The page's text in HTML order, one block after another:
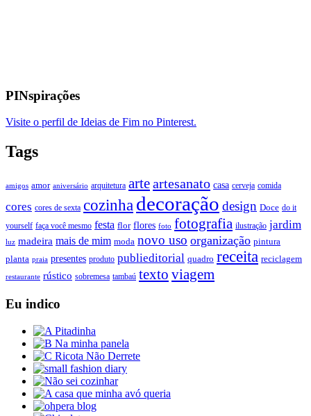
PINspirações
Visite o perfil de Ideias de Fim no Pinterest.
Tags
amigos amor aniversário arquitetura arteartesanato casa cerveja comida
cores cores de sexta cozinha decoração design Doce do it
yourself faça você mesmo festa flor flores foto fotografia ilustração jardim
luz madeira mais de mim moda novo uso organização pintura
planta praia presentes produto publieditorial quadro receita reciclagem
restaurante rústico sobremesa tambaú texto viagem
Eu indico